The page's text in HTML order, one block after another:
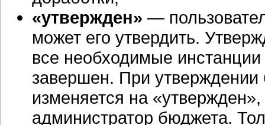
«утвержден» —
может его утвердить.
все необходимые
завершен. При утверждении
изменяется на
администратор бюджета.